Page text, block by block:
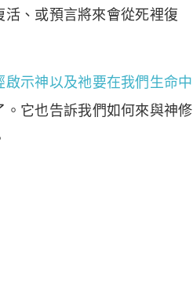
、或預言將來會從死裡復
啟示神以及祂要在我們生命中
。它也告訴我們如何來與神修